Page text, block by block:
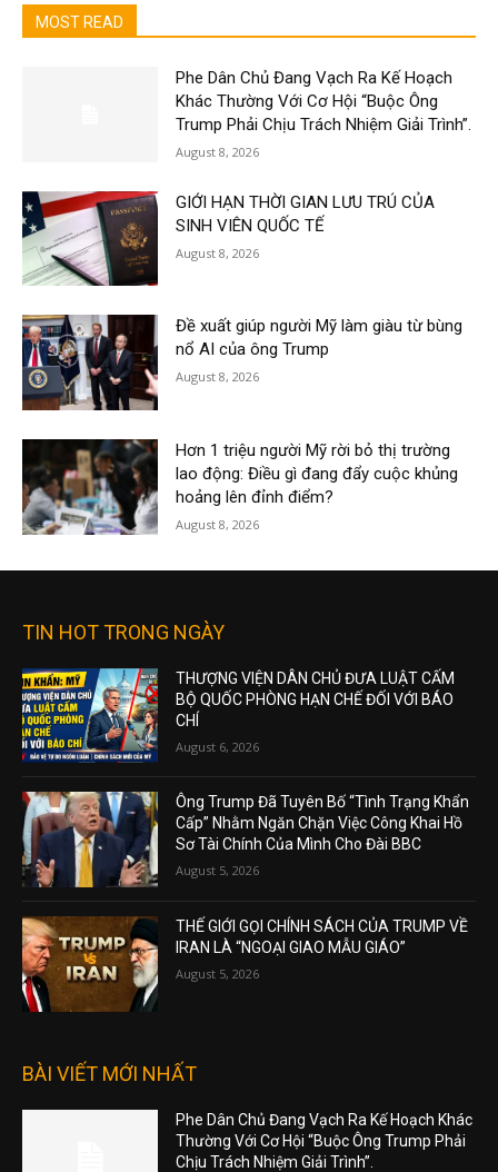
MOST READ
Phe Dân Chủ Đang Vạch Ra Kế Hoạch
Khác Thường Với Cơ Hội “Buộc Ông
Trump Phải Chịu Trách Nhiệm Giải Trình”.
August 8, 2026
GIỚI HẠN THỜI GIAN LƯU TRÚ CỦA
SINH VIÊN QUỐC TẾ
August 8, 2026
Đề xuất giúp người Mỹ làm giàu từ bùng
nổ AI của ông Trump
August 8, 2026
Hơn 1 triệu người Mỹ rời bỏ thị trường
lao động: Điều gì đang đẩy cuộc khủng
hoảng lên đỉnh điểm?
August 8, 2026
TIN HOT TRONG NGÀY
THƯỢNG VIỆN DÂN CHỦ ĐƯA LUẬT CẤM
BỘ QUỐC PHÒNG HẠN CHẾ ĐỐI VỚI BÁO
CHÍ
August 6, 2026
Ông Trump Đã Tuyên Bố “Tình Trạng Khẩn
Cấp” Nhằm Ngăn Chặn Việc Công Khai Hồ
Sơ Tài Chính Của Mình Cho Đài BBC
August 5, 2026
THẾ GIỚI GỌI CHÍNH SÁCH CỦA TRUMP VỀ
IRAN LÀ “NGOẠI GIAO MẪU GIÁO”
August 5, 2026
BÀI VIẾT MỚI NHẤT
Phe Dân Chủ Đang Vạch Ra Kế Hoạch Khác
Thường Với Cơ Hội “Buộc Ông Trump Phải
Chịu Trách Nhiệm Giải Trình”.